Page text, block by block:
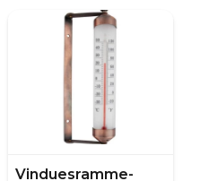
Vinduesramme-